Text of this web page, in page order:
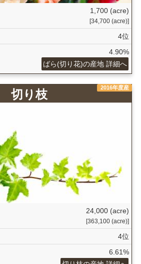
1,700 (acre)
[34,700 (acre)]
4位
4.90%
ばら(切り花)の産地 詳細へ
2016年度産
切り枝
24,000 (acre)
[363,100 (acre)]
4位
6.61%